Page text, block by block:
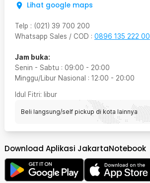
Lihat google maps
Telp : (021) 39 700 200
Whatsapp Sales / COD : 0896 135 222 00
Jam buka:
Senin - Sabtu : 09:00 - 20:00
Minggu/Libur Nasional : 12:00 - 20:00
Idul Fitri: libur
Beli langsung/self pickup di kota lainnya
Download Aplikasi JakartaNotebook